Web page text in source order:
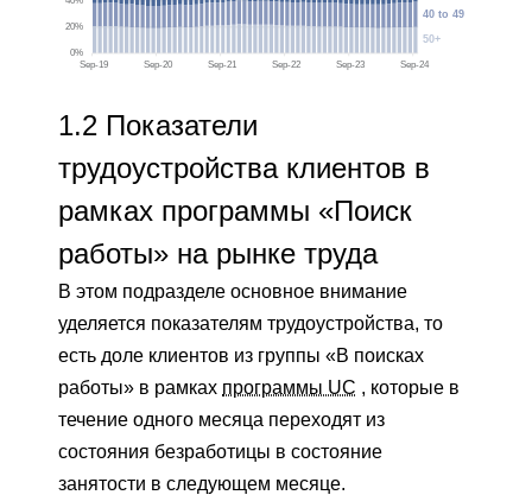
1.2 Показатели
трудоустройства клиентов в
рамках программы «Поиск
работы» на рынке труда
В этом подразделе основное внимание
уделяется показателям трудоустройства, то
есть доле клиентов из группы «В поисках
работы» в рамках программы UC , которые в
течение одного месяца переходят из
состояния безработицы в состояние
занятости в следующем месяце.